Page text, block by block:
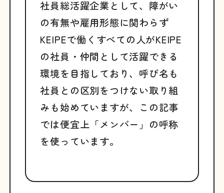
社員総活躍企業として、障がい
の有無や雇用形態に関わらず
KEIPEで働くすべての人がKEIPE
の社員・仲間として活躍できる
環境を目指しており、呼び名も
社員との区別をつけない取り組
みも始めていますが、この記事
では便宜上「メンバー」の呼称
を使っています。